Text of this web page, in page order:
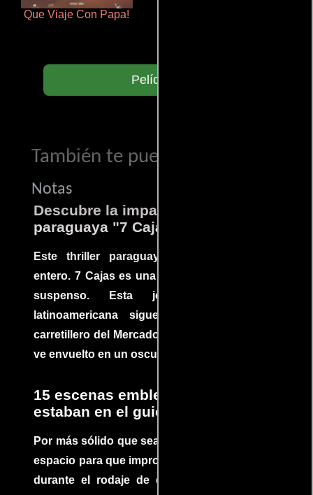
Que Viaje Con Papa!
Películas
También te puede interesar...
Notas
Descubre la impactante película
paraguaya "7 Cajas"
Este thriller paraguayo cautivó al mundo
entero. 7 Cajas es una explosión de acción y
suspenso. Esta joya cinematográfica
latinoamericana sigue la historia de un
carretillero del Mercado 4 de Asunción que se
ve envuelto en un oscuro mundo de crimen
15 escenas emblemáticas que no
estaban en el guion
Por más sólido que sea un guión siempre hay
espacio para que improvisaciones que se dan
durante el rodaje de determinadas escenas